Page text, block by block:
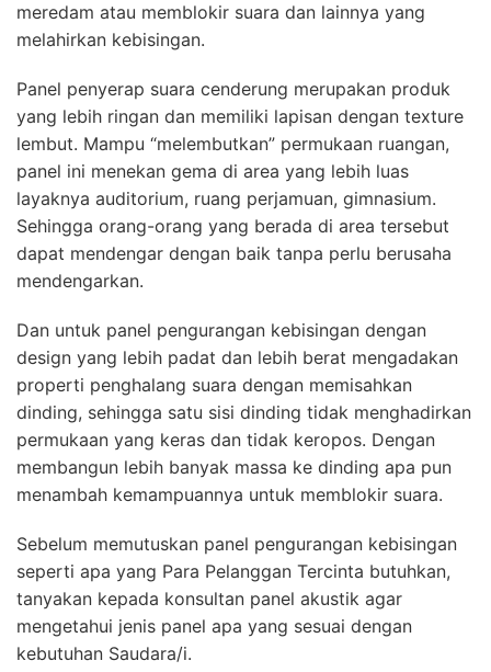
meredam atau memblokir suara dan lainnya yang
melahirkan kebisingan.
Panel penyerap suara cenderung merupakan produk
yang lebih ringan dan memiliki lapisan dengan texture
lembut. Mampu “melembutkan” permukaan ruangan,
panel ini menekan gema di area yang lebih luas
layaknya auditorium, ruang perjamuan, gimnasium.
Sehingga orang-orang yang berada di area tersebut
dapat mendengar dengan baik tanpa perlu berusaha
mendengarkan.
Dan untuk panel pengurangan kebisingan dengan
design yang lebih padat dan lebih berat mengadakan
properti penghalang suara dengan memisahkan
dinding, sehingga satu sisi dinding tidak menghadirkan
permukaan yang keras dan tidak keropos. Dengan
membangun lebih banyak massa ke dinding apa pun
menambah kemampuannya untuk memblokir suara.
Sebelum memutuskan panel pengurangan kebisingan
seperti apa yang Para Pelanggan Tercinta butuhkan,
tanyakan kepada konsultan panel akustik agar
mengetahui jenis panel apa yang sesuai dengan
kebutuhan Saudara/i.